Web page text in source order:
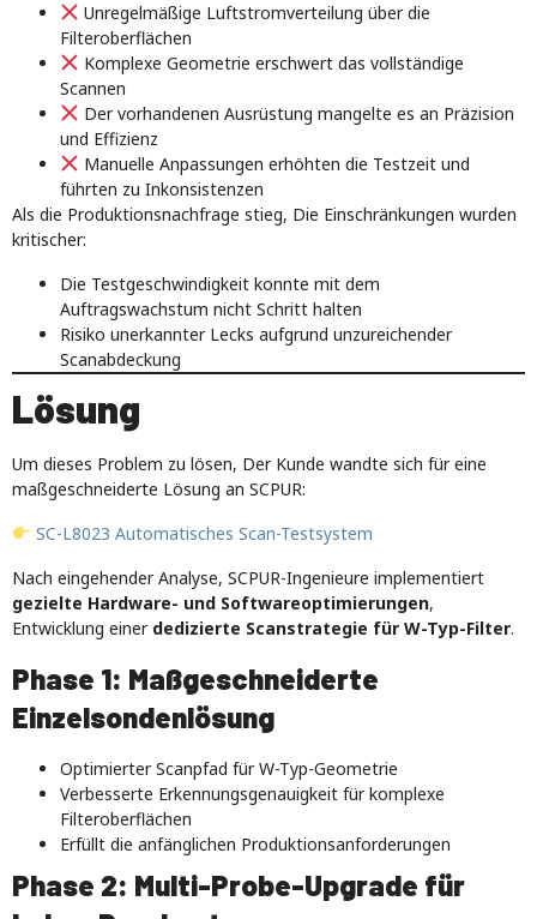
Unregelmäßige Luftstromverteilung über die
Filteroberflächen
Komplexe Geometrie erschwert das vollständige
Scannen
Der vorhandenen Ausrüstung mangelte es an Präzision
und Effizienz
Manuelle Anpassungen erhöhten die Testzeit und
führten zu Inkonsistenzen
Als die Produktionsnachfrage stieg, Die Einschränkungen wurden
kritischer:
Die Testgeschwindigkeit konnte mit dem
Auftragswachstum nicht Schritt halten
Risiko unerkannter Lecks aufgrund unzureichender
Scanabdeckung
Lösung
Um dieses Problem zu lösen, Der Kunde wandte sich für eine
maßgeschneiderte Lösung an SCPUR:
SC-L8023 Automatisches Scan-Testsystem
Nach eingehender Analyse, SCPUR-Ingenieure implementiert
gezielte Hardware- und Softwareoptimierungen,
Entwicklung einer dedizierte Scanstrategie für W-Typ-Filter.
Phase 1: Maßgeschneiderte
Einzelsondenlösung
Optimierter Scanpfad für W-Typ-Geometrie
Verbesserte Erkennungsgenauigkeit für komplexe
Filteroberflächen
Erfüllt die anfänglichen Produktionsanforderungen
Phase 2: Multi-Probe-Upgrade für